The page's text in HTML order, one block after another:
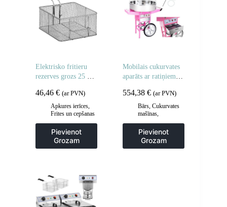
Elektrisko fritieru
rezerves grozs 25 x
46,46 € (ar PVN)
Apkures ierīces,
Frites un cepšanas
Gastronomija
Piederumi
ceptuvēm,Virtuve
Pievienot
Grozam
Mobilais cukurvates
aparāts ar ratiņiem uz
554,38€ (ar PVN)
Bārs,Cukurvates
mašīnas,
Pievienot
Grozam